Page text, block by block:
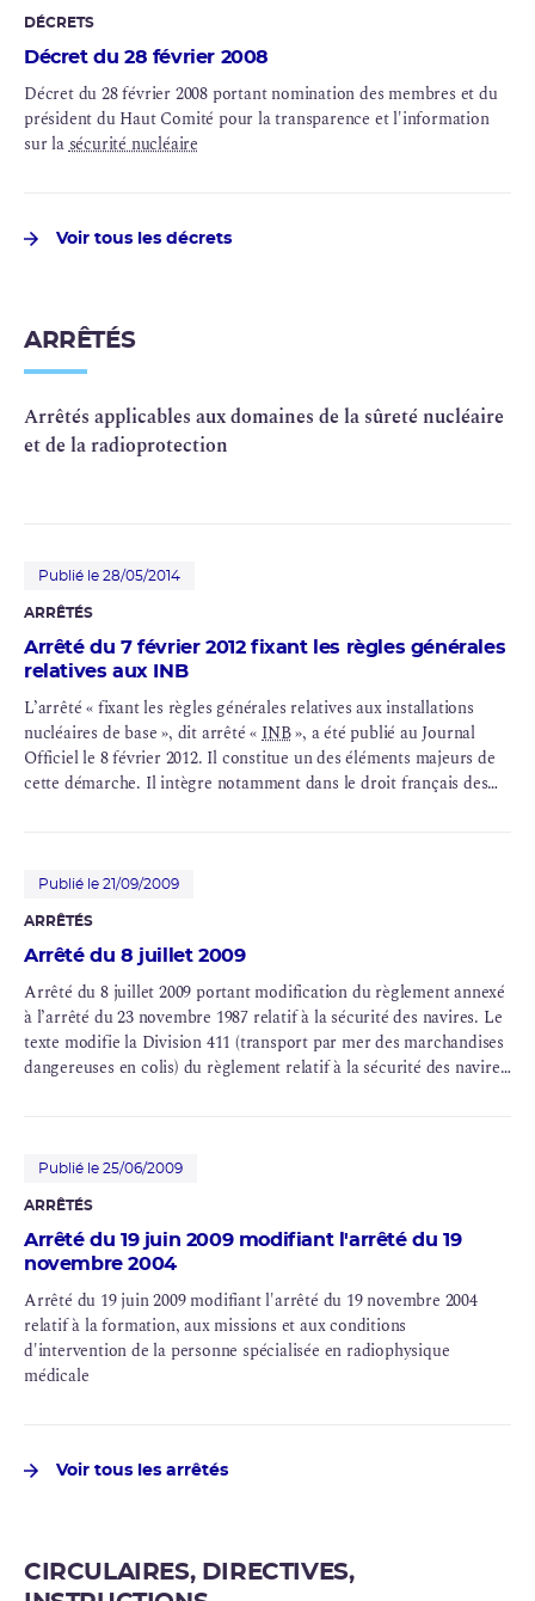
DÉCRETS
Décret du 28 février 2008
Décret du 28 février 2008 portant nomination des membres et du
président du Haut Comité pour la transparence et l'information
sur lasécurité nucléaire
Voir tous les décrets
ARRÊTÉS
Arrêtés applicables aux domaines de la sûreté nucléaire
et de la radioprotection
Publié le 28/05/2014
ARRÊTÉS
Arrêté du 7 février 2012 fixant les règles générales
relatives aux INB
L’arrêté « fixant les règles générales relatives aux installations
nucléaires de base », dit arrêté « INB», a été publié au Journal
Officiel le 8 février 2012. Il constitue un des éléments majeurs de
cette démarche. Il intègre notamment dans le droit français des
démonstration de sûreté nucléaire, de la maîtrise des nuisances et
de leur impact sur la santé et l’environnement, de la gestion des
déchets et de la préparation et la gestion des situations d’urgence.
Publié le 21/09/2009
ARRÊTÉS
Arrêté du 8 juillet 2009
Arrêté du 8 juillet 2009 portant modification du règlement annexé
à l’arrêté du 23 novembre 1987 relatif à la sécurité des navires. Le
texte modifie la Division 411 (transport par mer des marchandises
dangereuses en colis) du règlement relatif à la sécurité des navires
Publié le 25/06/2009
ARRÊTÉS
Arrêté du 19 juin 2009 modifiant l'arrêté du 19
novembre 2004
Arrêté du 19 juin 2009 modifiant l'arrêté du 19 novembre 2004
relatif à la formation, aux missions et aux conditions
d'intervention de la personne spécialisée en radiophysique
médicale
Voir tous les arrêtés
CIRCULAIRES, DIRECTIVES,